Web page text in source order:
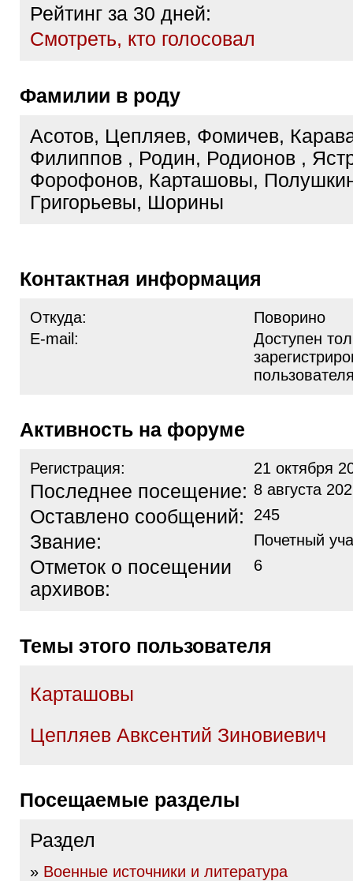
Рейтинг за 30 дней:
Cмотреть, кто голосовал
Фамилии в роду
Асотов, Цепляев, Фомичев,
Филиппов , Родин, Родионов ,
Форофонов, Карташовы,
Григорьевы, Шорины
Контактная информация
Откуда:
Поворино
E-mail:
Доступен
Активность на форуме
Регистрация: 21 октября
Последнее посещение: 8 августа
Оставлено сообщений: 245
Звание: Почетный
Отметок о посещении
архивов:
6
Темы этого пользователя
Карташовы
Цепляев Авксентий Зиновиевич
Посещаемые разделы
Раздел
» Военные источники и литература